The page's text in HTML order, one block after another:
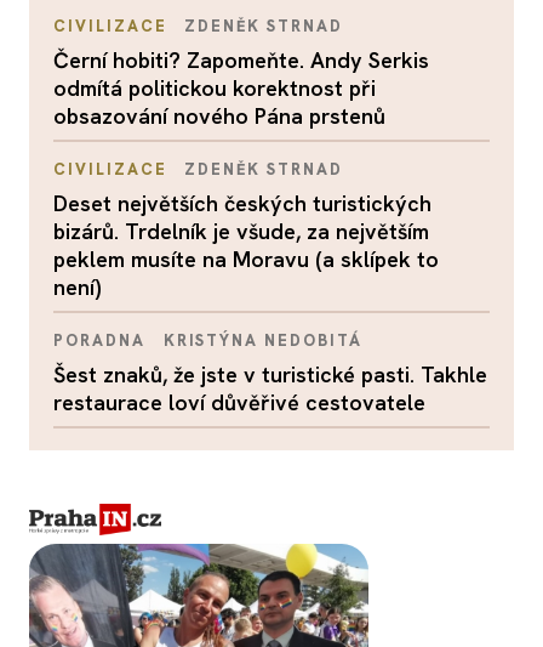
CIVILIZACE ZDENĚK STRNAD
Černí hobiti? Zapomeňte. Andy Serkis
odmítá politickou korektnost při
obsazování nového Pána prstenů
CIVILIZACE ZDENĚK STRNAD
Deset největších českých turistických
bizárů. Trdelník je všude, za největším
peklem musíte na Moravu (a sklípek to
není)
PORADNA KRISTÝNA NEDOBITÁ
Šest znaků, že jste v turistické pasti. Takhle
restaurace loví důvěřivé cestovatele